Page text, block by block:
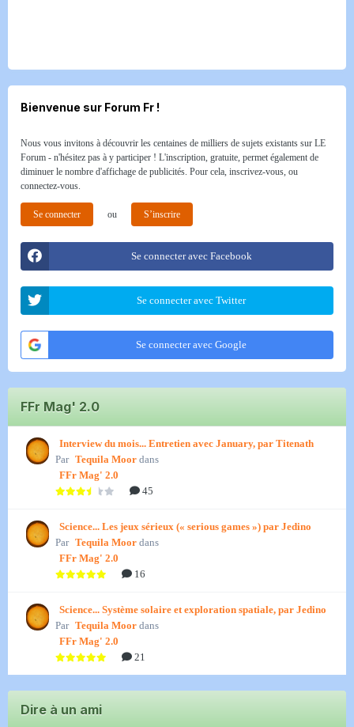
Bienvenue sur Forum Fr !
Nous vous invitons à découvrir les centaines de milliers de sujets existants sur LE
Forum - n'hésitez pas à y participer ! L'inscription, gratuite, permet également de
diminuer le nombre d'affichage de publicités. Pour cela, inscrivez-vous, ou
connectez-vous.
Se connecter ou S’inscrire
Se connecter avec Facebook
Se connecter avec Twitter
Se connecter avec Google
FFr Mag' 2.0
Interview du mois... Entretien avec January, par Titenath
Par Tequila Moor dans
FFr Mag' 2.0
45
Science... Les jeux sérieux (« serious games ») par Jedino
Par Tequila Moor dans
FFr Mag' 2.0
16
Science... Système solaire et exploration spatiale, par Jedino
Par Tequila Moor dans
FFr Mag' 2.0
21
Dire à un ami